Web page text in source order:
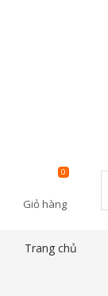
Giỏ hàng
0
Trang chủ